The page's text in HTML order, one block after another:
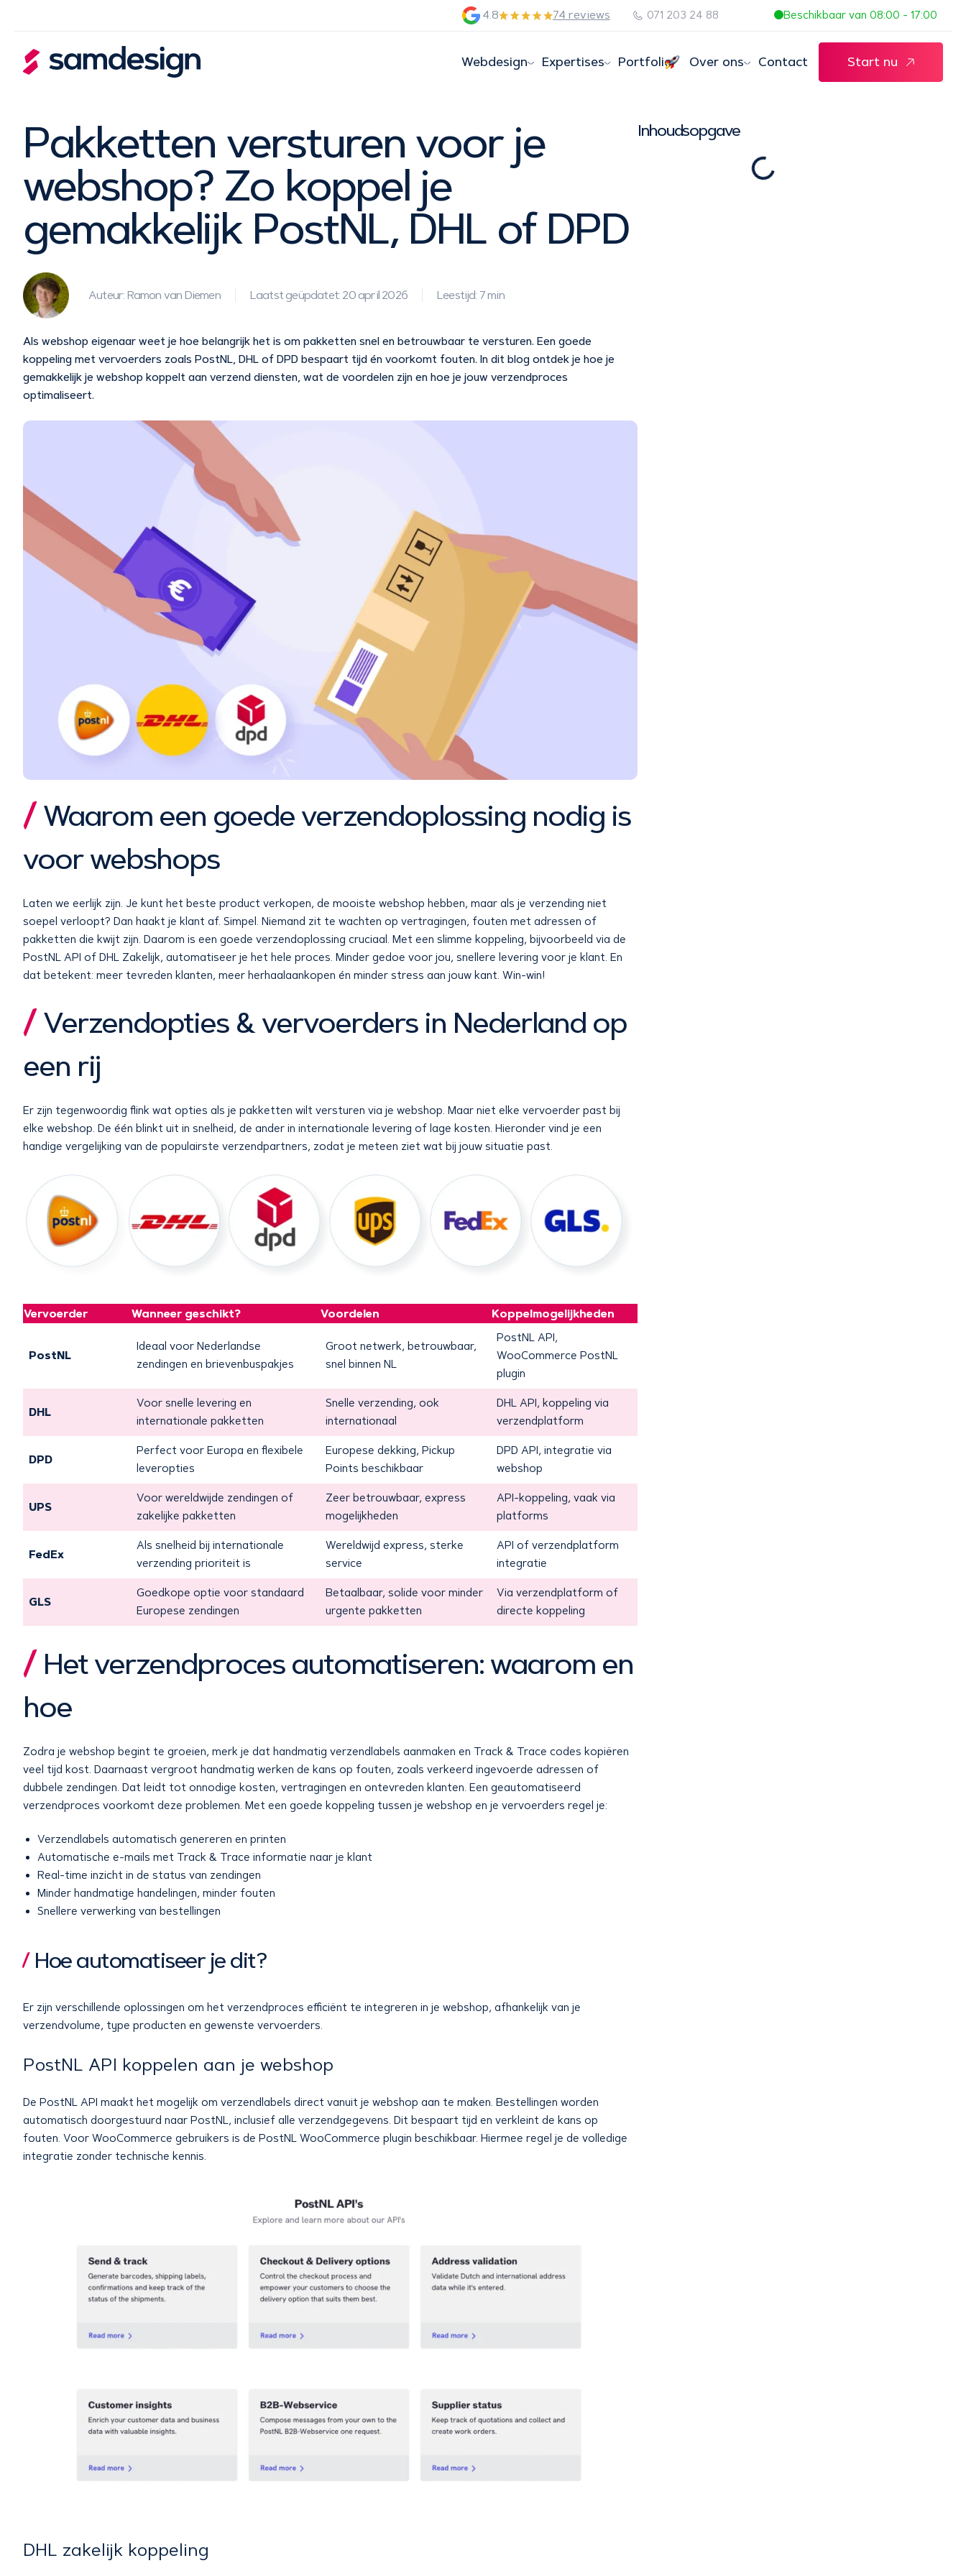
4.8 74 reviews 071 203 24 88 Beschikbaar van 08:00 - 17:00
Webdesign Expertises Portfolio Over ons Contact Start nu
Pakketten versturen voor je
webshop? Zo koppel je
gemakkelijk PostNL, DHL of DPD
Auteur: Ramon van Diemen Laatst geüpdatet: 20 april 2026 Leestijd: 7 min
Als webshop eigenaar weet je hoe belangrijk het is om pakketten snel en betrouwbaar te versturen. Een goede
koppeling met vervoerders zoals PostNL, DHL of DPD bespaart tijd én voorkomt fouten. In dit blog ontdek je hoe je
gemakkelijk je webshop koppelt aan verzend diensten, wat de voordelen zijn en hoe je jouw verzendproces
optimaliseert.
Waarom een goede verzendoplossing nodig is
voor webshops
Laten we eerlijk zijn. Je kunt het beste product verkopen, de mooiste webshop hebben, maar als je verzending niet
soepel verloopt? Dan haakt je klant af. Simpel. Niemand zit te wachten op vertragingen, fouten met adressen of
pakketten die kwijt zijn. Daarom is een goede verzendoplossing cruciaal. Met een slimme koppeling, bijvoorbeeld via de
PostNL API of DHL Zakelijk, automatiseer je het hele proces. Minder gedoe voor jou, snellere levering voor je klant. En
dat betekent: meer tevreden klanten, meer herhaalaankopen én minder stress aan jouw kant. Win-win!
Verzendopties & vervoerders in Nederland op
een rij
Er zijn tegenwoordig flink wat opties als je pakketten wilt versturen via je webshop. Maar niet elke vervoerder past bij
elke webshop. De één blinkt uit in snelheid, de ander in internationale levering of lage kosten. Hieronder vind je een
handige vergelijking van de populairste verzendpartners, zodat je meteen ziet wat bij jouw situatie past.
Vervoerder Wanneer geschikt? Voordelen Koppelmogelijkheden
PostNL
Ideaal voor Nederlandse
zendingen en brievenbuspakjes
Groot netwerk, betrouwbaar,
snel binnen NL
PostNL API,
WooCommerce PostNL
plugin
DHL
Voor snelle levering en
internationale pakketten
Snelle verzending, ook
internationaal
DHL API, koppeling via
verzendplatform
DPD
Perfect voor Europa en flexibele
leveropties
Europese dekking, Pickup
Points beschikbaar
DPD API, integratie via
webshop
UPS
Voor wereldwijde zendingen of
zakelijke pakketten
Zeer betrouwbaar, express
mogelijkheden
API-koppeling, vaak via
platforms
FedEx
Als snelheid bij internationale
verzending prioriteit is
Wereldwijd express, sterke
service
API of verzendplatform
integratie
GLS
Goedkope optie voor standaard
Europese zendingen
Betaalbaar, solide voor minder
urgente pakketten
Via verzendplatform of
directe koppeling
Het verzendproces automatiseren: waarom en
hoe
Zodra je webshop begint te groeien, merk je dat handmatig verzendlabels aanmaken en Track & Trace codes kopiëren
veel tijd kost. Daarnaast vergroot handmatig werken de kans op fouten, zoals verkeerd ingevoerde adressen of
dubbele zendingen. Dat leidt tot onnodige kosten, vertragingen en ontevreden klanten. Een geautomatiseerd
verzendproces voorkomt deze problemen. Met een goede koppeling tussen je webshop en je vervoerders regel je:
Verzendlabels automatisch genereren en printen
Automatische e-mails met Track & Trace informatie naar je klant
Real-time inzicht in de status van zendingen
Minder handmatige handelingen, minder fouten
Snellere verwerking van bestellingen
Hoe automatiseer je dit?
Er zijn verschillende oplossingen om het verzendproces efficiënt te integreren in je webshop, afhankelijk van je
verzendvolume, type producten en gewenste vervoerders.
PostNL API koppelen aan je webshop
De PostNL API maakt het mogelijk om verzendlabels direct vanuit je webshop aan te maken. Bestellingen worden
automatisch doorgestuurd naar PostNL, inclusief alle verzendgegevens. Dit bespaart tijd en verkleint de kans op
fouten. Voor WooCommerce gebruikers is de PostNL WooCommerce plugin beschikbaar. Hiermee regel je de volledige
integratie zonder technische kennis.
DHL zakelijk koppeling
Inhoudsopgave